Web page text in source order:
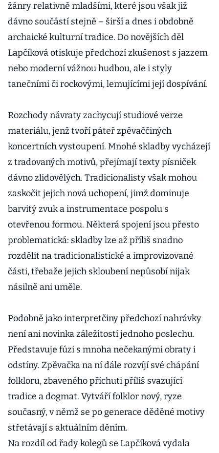
žánry relativně mladšími, které jsou však již
dávno součástí stejně – širší a dnes i obdobně
archaické kulturní tradice. Do novějších děl
Lapčíková otiskuje předchozí zkušenost s jazzem
nebo moderní vážnou hudbou, ale i styly
tanečními či rockovými, lemujícími její dospívání.
Rozchody návraty zachycují studiové verze
materiálu, jenž tvoří páteř zpěvaččiných
koncertních vystoupení. Mnohé skladby vycházejí
z tradovaných motivů, přejímají texty písniček
dávno zlidovělých. Tradicionalisty však mohou
zaskočit jejich nová uchopení, jimž dominuje
barvitý zvuk a instrumentace pospolu s
otevřenou formou. Některá spojení jsou přesto
problematická: skladby lze až příliš snadno
rozdělit na tradicionalistické a improvizované
části, třebaže jejich skloubení nepůsobí nijak
násilně ani uměle.
Podobně jako interpretčiny předchozí nahrávky
není ani novinka záležitostí jednoho poslechu.
Představuje fúzi s mnoha nečekanými obraty i
odstíny. Zpěvačka na ní dále rozvíjí své chápání
folkloru, zbaveného příchuti příliš svazující
tradice a dogmat. Vytváří folklor nový, ryze
současný, v němž se po generace děděné motivy
střetávají s aktuálním děním.
Na rozdíl od řady kolegů se Lapčíková vydala